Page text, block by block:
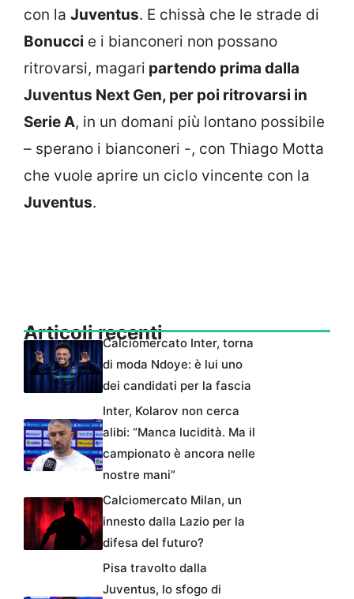
con la Juventus. E chissà che le strade di
Bonucci e i bianconeri non possano
ritrovarsi, magari partendo prima dalla
Juventus Next Gen, per poi ritrovarsi in
Serie A, in un domani più lontano possibile
– sperano i bianconeri -, con Thiago Motta
che vuole aprire un ciclo vincente con la
Juventus.
Articoli recentiCalciomercato Inter, torna
di moda Ndoye: è lui uno
dei candidati per la fascia
Inter, Kolarov non cerca
alibi: “Manca lucidità. Ma il
campionato è ancora nelle
nostre mani”
Calciomercato Milan, un
innesto dalla Lazio per la
difesa del futuro?
Pisa travolto dalla
Juventus, lo sfogo di